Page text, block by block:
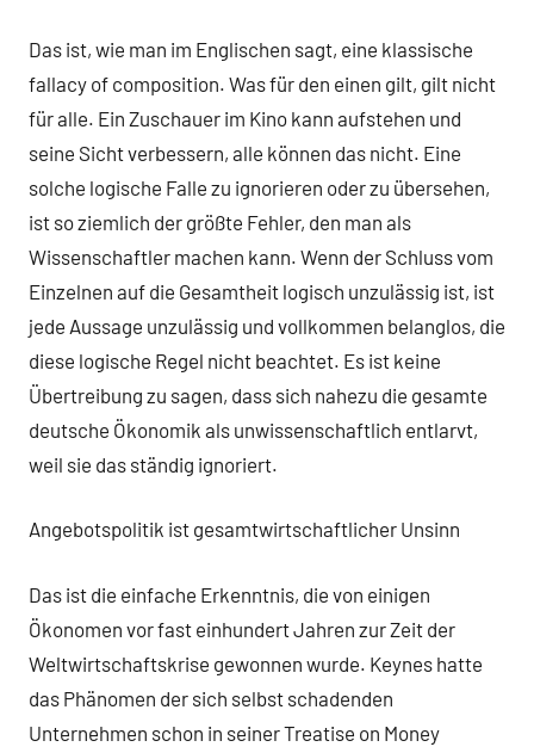
Das ist, wie man im Englischen sagt, eine klassische
fallacy of composition. Was für den einen gilt, gilt nicht
für alle. Ein Zuschauer im Kino kann aufstehen und
seine Sicht verbessern, alle können das nicht. Eine
solche logische Falle zu ignorieren oder zu übersehen,
ist so ziemlich der größte Fehler, den man als
Wissenschaftler machen kann. Wenn der Schluss vom
Einzelnen auf die Gesamtheit logisch unzulässig ist, ist
jede Aussage unzulässig und vollkommen belanglos, die
diese logische Regel nicht beachtet. Es ist keine
Übertreibung zu sagen, dass sich nahezu die gesamte
deutsche Ökonomik als unwissenschaftlich entlarvt,
weil sie das ständig ignoriert.
Angebotspolitik ist gesamtwirtschaftlicher Unsinn
Das ist die einfache Erkenntnis, die von einigen
Ökonomen vor fast einhundert Jahren zur Zeit der
Weltwirtschaftskrise gewonnen wurde. Keynes hatte
das Phänomen der sich selbst schadenden
Unternehmen schon in seiner Treatise on Money